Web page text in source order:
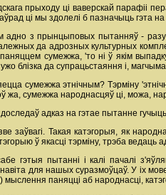
прыходу ці ваверскай парафіі
ці мы здолелі б пазначыць гэта
адно з прынцыповых пытанняў -
да адрозных культурных
сумежжа, 'то ні ў якім
блізка да супрацьстаяння і,
сумежжа этнічным? Тэрміну
жа, сумежжа народнасцяў ці, можа,
адказ на гэтае пытанне
заўвагі. Такая катэгорыя, як
ў якасці тэрміну, трэба
гэтыя пытанні і калі пачалі
для нашых суразмоўцаў. У іх
мыслення паняцці аб народнасці,